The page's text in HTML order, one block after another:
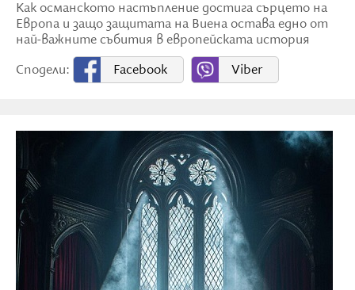
Как османското настъпление достига сърцето на
Европа и защо защитата на Виена остава едно от
най-важните събития в европейската история
Сподели:
Facebook Viber